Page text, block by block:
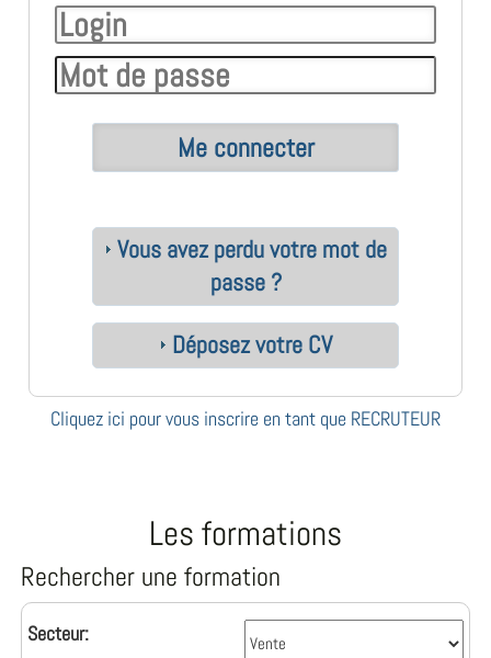
Vous avez perdu votre mot de
passe ?
Déposez votre CV
Cliquez ici pour vous inscrire en tant que RECRUTEUR
Les formations
Rechercher une formation
Secteur: